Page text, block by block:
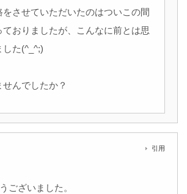
をさせていただいたのはついこの間
ておりましたが、こんなに前とは思
した(^_^;)
んでしたか？
引用
ございました。